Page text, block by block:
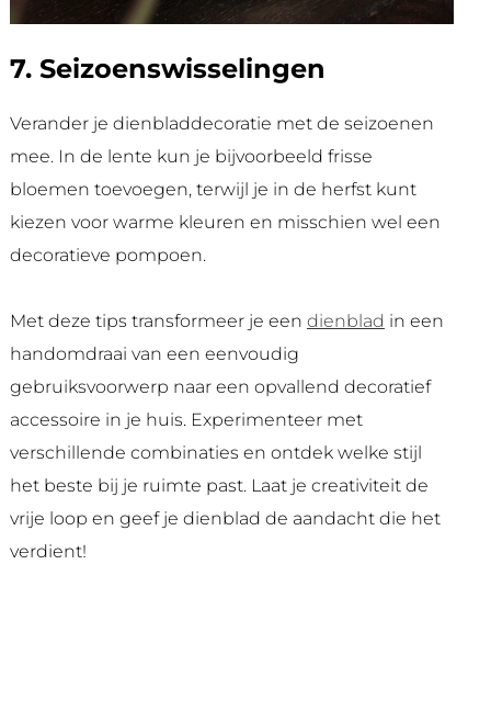
7. Seizoenswisselingen
Verander je dienbladdecoratie met de seizoenen
mee. In de lente kun je bijvoorbeeld frisse
bloemen toevoegen, terwijl je in de herfst kunt
kiezen voor warme kleuren en misschien wel een
decoratieve pompoen.
Met deze tips transformeer je een dienblad in een
handomdraai van een eenvoudig
gebruiksvoorwerp naar een opvallend decoratief
accessoire in je huis. Experimenteer met
verschillende combinaties en ontdek welke stijl
het beste bij je ruimte past. Laat je creativiteit de
vrije loop en geef je dienblad de aandacht die het
verdient!